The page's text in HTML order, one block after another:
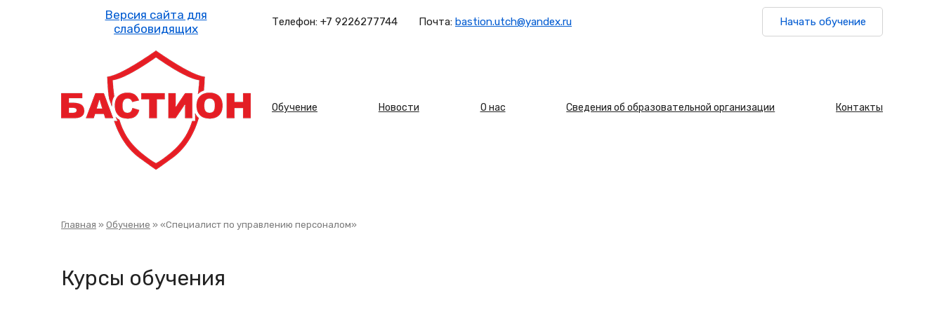
Телефон: +7 9226277744 Почта: bastion.utch@yandex.ru Начать обучение
Основная
Обучение Новости О нас Сведения об образовательной организации Контакты
Строка
Главная Обучение «Специалист по управлению персоналом»
Курсы обучения